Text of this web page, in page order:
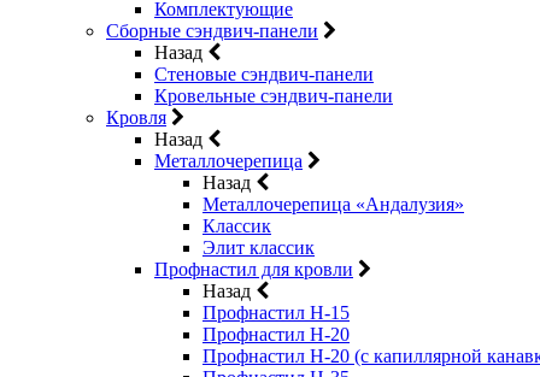
Комплектующие
Сборные сэндвич-панели
Назад
Стеновые сэндвич-панели
Кровельные сэндвич-панели
Кровля
Назад
Металлочерепица
Назад
Металлочерепица «Андалузия»
Классик
Элит классик
Профнастил для кровли
Назад
Профнастил Н-15
Профнастил Н-20
Профнастил Н-20 (с капиллярной